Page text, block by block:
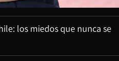
los miedos que nunca se